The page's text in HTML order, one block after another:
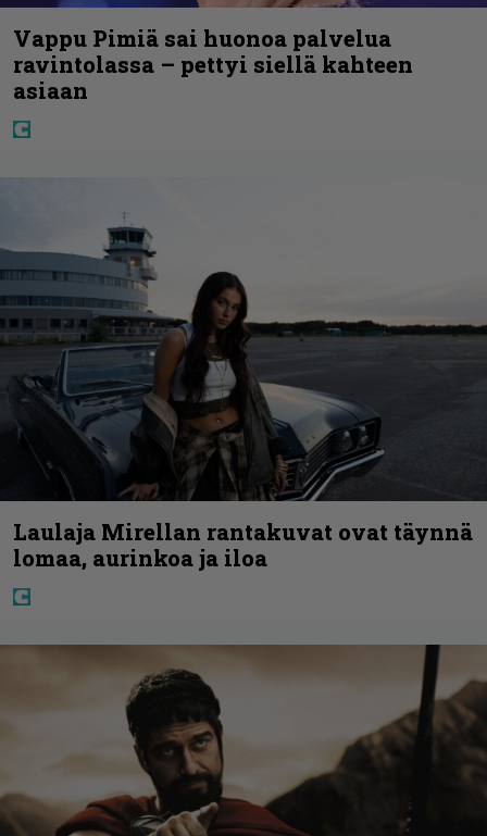
Vappu Pimiä sai huonoa palvelua
ravintolassa – pettyi siellä kahteen
asiaan
Laulaja Mirellan rantakuvat ovat täynnä
lomaa, aurinkoa ja iloa